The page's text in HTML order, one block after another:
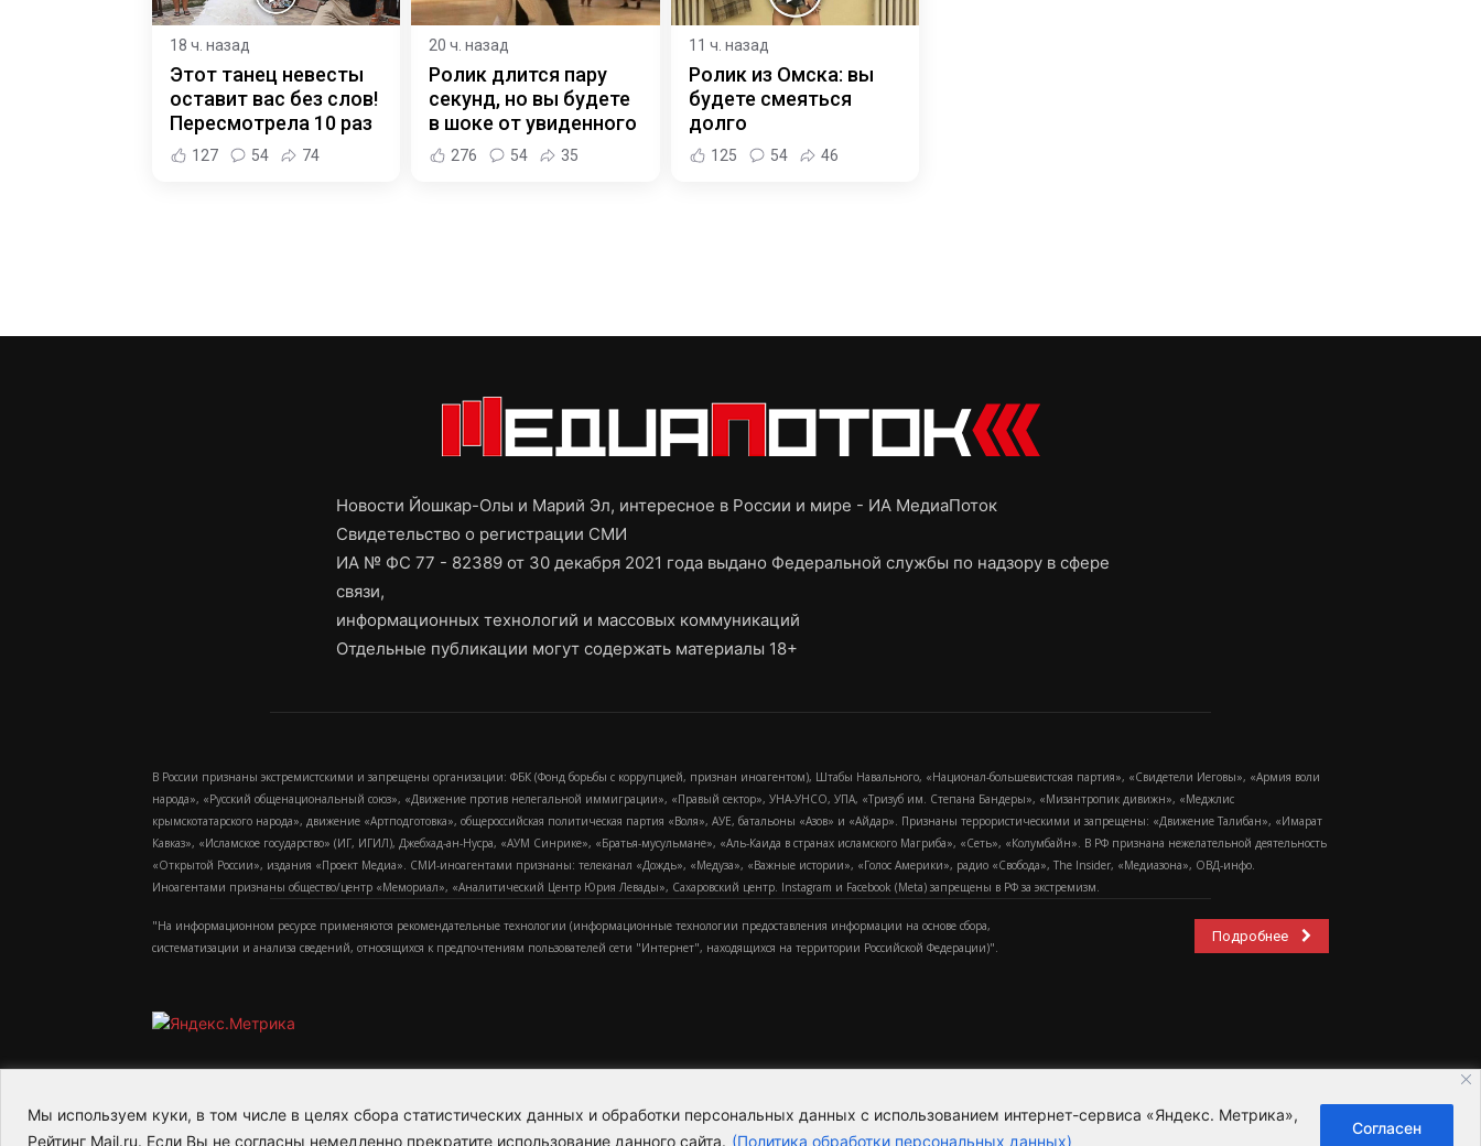
Мы используем куки, в том числе в целях сбора статистических данных и обработки персональных данных с использованием интернет-сервиса «Яндекс. Метрика»,
Рейтинг Mail.ru. Если Вы не согласны немедленно прекратите использование данного сайта. (Политика обработки персональных данных)
Согласен
18 ч. назад
Этот танец невесты
оставит вас без слов!
Пересмотрела 10 раз
127 54 74
20 ч. назад
Ролик длится пару
секунд, но вы будете
в шоке от увиденного
276 54 35
11 ч. назад
Ролик из Омска: вы
будете смеяться
долго
125 54 46
Новости Йошкар-Олы и Марий Эл, интересное в России и мире - ИА МедиаПоток
Свидетельство о регистрации СМИ
ИА № ФС 77 - 82389 от 30 декабря 2021 года выдано Федеральной службы по надзору в сфере
связи,
информационных технологий и массовых коммуникаций
Отдельные публикации могут содержать материалы 18+
В России признаны экстремистскими и запрещены организации: ФБК (Фонд борьбы с коррупцией, признан иноагентом), Штабы Навального, «Национал-большевистская партия», «Свидетели Иеговы», «Армия воли
народа», «Русский общенациональный союз», «Движение против нелегальной иммиграции», «Правый сектор», УНА-УНСО, УПА, «Тризуб им. Степана Бандеры», «Мизантропик дивижн», «Меджлис
крымскотатарского народа», движение «Артподготовка», общероссийская политическая партия «Воля», АУЕ, батальоны «Азов» и «Айдар». Признаны террористическими и запрещены: «Движение Талибан», «Имарат
Кавказ», «Исламское государство» (ИГ, ИГИЛ), Джебхад-ан-Нусра, «АУМ Синрике», «Братья-мусульмане», «Аль-Каида в странах исламского Магриба», «Сеть», «Колумбайн». В РФ признана нежелательной деятельность
«Открытой России», издания «Проект Медиа». СМИ-иноагентами признаны: телеканал «Дождь», «Медуза», «Важные истории», «Голос Америки», радио «Свобода», The Insider, «Медиазона», ОВД-инфо.
Иноагентами признаны общество/центр «Мемориал», «Аналитический Центр Юрия Левады», Сахаровский центр. Instagram и Facebook (Metа) запрещены в РФ за экстремизм.
"На информационном ресурсе применяются рекомендательные технологии (информационные технологии предоставления информации на основе сбора,
систематизации и анализа сведений, относящихся к предпочтениям пользователей сети "Интернет", находящихся на территории Российской Федерации)".
Подробнее
2015-2026- Информационное агентство МедиаПоток Для справки
Пользовательское соглашение